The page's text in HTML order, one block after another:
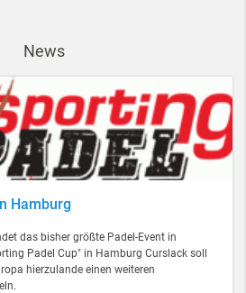
News
Hamburg
das bisher größte Padel-Event in
Padel Cup" in Hamburg Curslack soll
hierzulande einen weiteren